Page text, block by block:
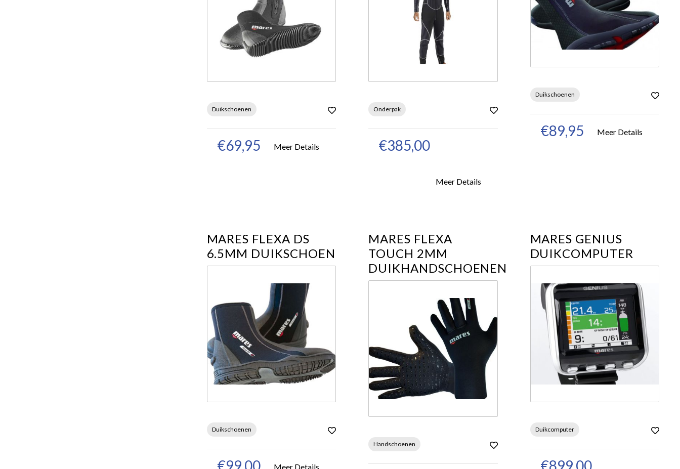
Duikschoenen
€69,95 Meer Details
Onderpak
€385,00
Meer Details
Duikschoenen
€89,95 Meer Details
MARES FLEXA DS
6.5MM DUIKSCHOEN
Duikschoenen
€99,00 Meer Details
MARES FLEXA
TOUCH 2MM
DUIKHANDSCHOENEN
Handschoenen
MARES GENIUS
DUIKCOMPUTER
Duikcomputer
€899,00